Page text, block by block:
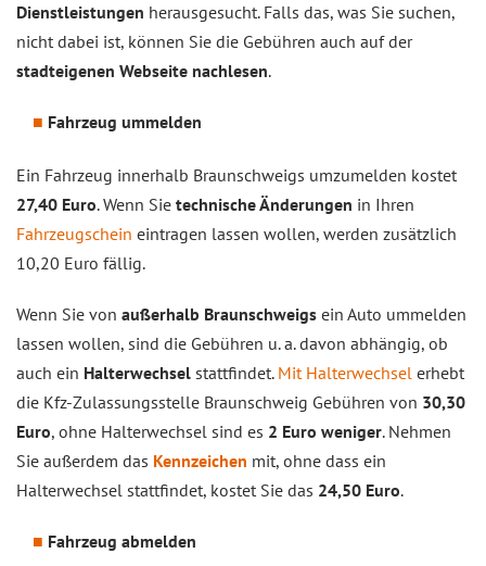
Dienstleistungen herausgesucht. Falls das, was Sie suchen,
nicht dabei ist, können Sie die Gebühren auch auf der
stadteigenen Webseite nachlesen.
Fahrzeug ummelden
Ein Fahrzeug innerhalb Braunschweigs umzumelden kostet
27,40 Euro. Wenn Sie technische Änderungen in Ihren
Fahrzeugschein eintragen lassen wollen, werden zusätzlich
10,20 Euro fällig.
Wenn Sie von außerhalb Braunschweigs ein Auto ummelden
lassen wollen, sind die Gebühren u. a. davon abhängig, ob
auch ein Halterwechsel stattfindet. Mit Halterwechsel erhebt
die Kfz-Zulassungsstelle Braunschweig Gebühren von 30,30
Euro, ohne Halterwechsel sind es 2 Euro weniger. Nehmen
Sie außerdem das Kennzeichen mit, ohne dass ein
Halterwechsel stattfindet, kostet Sie das 24,50 Euro.
Fahrzeug abmelden